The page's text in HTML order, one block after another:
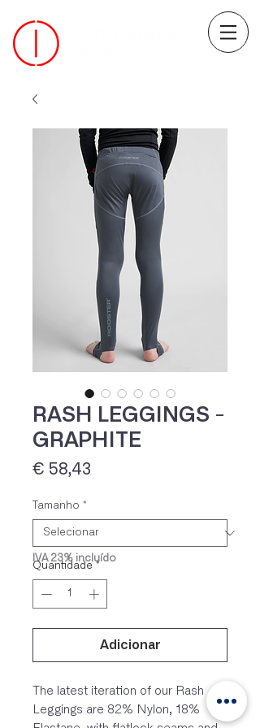
IVA 23% incluído
RASH LEGGINGS -
GRAPHITE
€ 58,43
Tamanho *
Quantidade *
Adicionar
The latest iteration of our Rash
Leggings are 82% Nylon, 18%